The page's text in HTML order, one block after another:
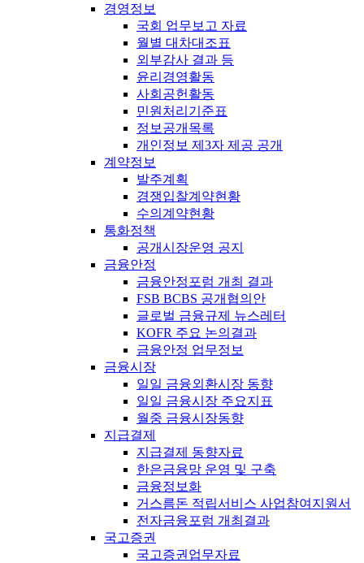
경영정보
국회 업무보고 자료
월별 대차대조표
외부감사 결과 등
윤리경영활동
사회공헌활동
민원처리기준표
정보공개목록
개인정보 제3자 제공 공개
계약정보
발주계획
경쟁입찰계약현황
수의계약현황
통화정책
공개시장운영 공지
금융안정
금융안정포럼 개최 결과
FSB BCBS 공개협의안
글로벌 금융규제 뉴스레터
KOFR 주요 논의결과
금융안정 업무정보
금융시장
일일 금융외환시장 동향
일일 금융시장 주요지표
월중 금융시장동향
지급결제
지급결제 동향자료
한은금융망 운영 및 구축
금융정보화
거스름돈 적립서비스 사업참여지원서
전자금융포럼 개최결과
국고증권
국고증권업무자료